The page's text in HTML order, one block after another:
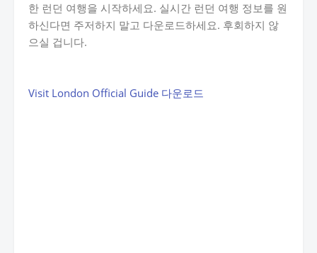
한 런던 여행을 시작하세요. 실시간 런던 여행 정보를 원
하신다면 주저하지 말고 다운로드하세요. 후회하지 않
으실 겁니다.
Visit London Official Guide 다운로드